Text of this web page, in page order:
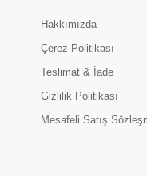
Hakkımızda
Çerez Politikası
Teslimat & İade
Gizlilik Politikası
Mesafeli Satış